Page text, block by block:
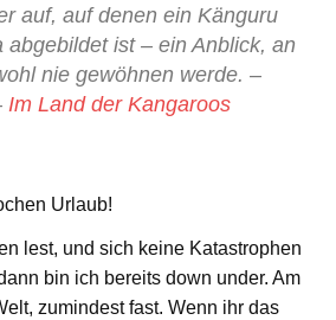
auf, auf denen ein Känguru
abgebildet ist – ein Anblick, an
nie gewöhnen werde. –
Im Land der Kangaroos
Urlaub!
lest, und sich keine Katastrophen
bin ich bereits down under. Am
zumindest fast. Wenn ihr das